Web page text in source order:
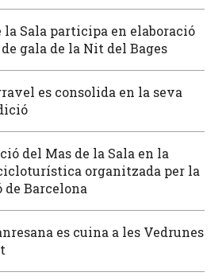
la Sala participa en elaboració
gala de la Nit del Bages
es consolida en la seva
del Mas de la Sala en la
organitzada per la
Barcelona
es cuina a les Vedrunes